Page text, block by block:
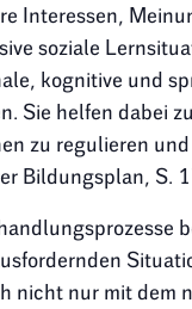
Interessen,
soziale
kognitive und
Sie helfen dabei
zu regulieren
Bildungsplan, S.
nicht nur mit dem